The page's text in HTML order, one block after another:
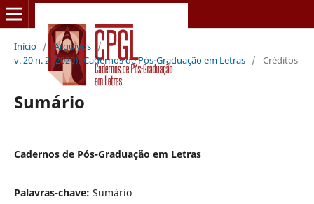
Início / Arquivos /
v. 20 n. 2 (2020): Cadernos de Pós-Graduação em Letras / Créditos
Sumário
Cadernos de Pós-Graduação em Letras
Palavras-chave: Sumário